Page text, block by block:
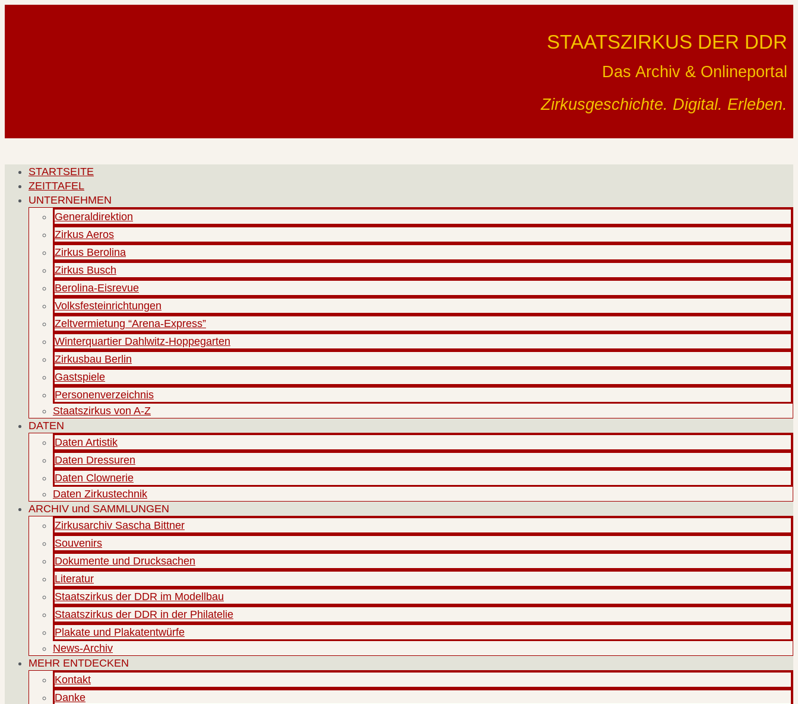
STAATSZIRKUS DER DDR
Das Archiv & Onlineportal
Zirkusgeschichte. Digital. Erleben.
STARTSEITE
ZEITTAFEL
UNTERNEHMEN
Generaldirektion
Zirkus Aeros
Zirkus Berolina
Zirkus Busch
Berolina-Eisrevue
Volksfesteinrichtungen
Zeltvermietung “Arena-Express”
Winterquartier Dahlwitz-Hoppegarten
Zirkusbau Berlin
Gastspiele
Personenverzeichnis
Staatszirkus von A-Z
DATEN
Daten Artistik
Daten Dressuren
Daten Clownerie
Daten Zirkustechnik
ARCHIV und SAMMLUNGEN
Zirkusarchiv Sascha Bittner
Souvenirs
Dokumente und Drucksachen
Literatur
Staatszirkus der DDR im Modellbau
Staatszirkus der DDR in der Philatelie
Plakate und Plakatentwürfe
News-Archiv
MEHR ENTDECKEN
Kontakt
Danke